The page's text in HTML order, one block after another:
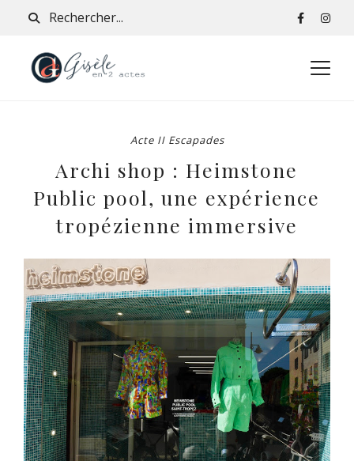
Acte II Escapades
Archi shop : Heimstone
Public pool, une expérience
tropézienne immersive